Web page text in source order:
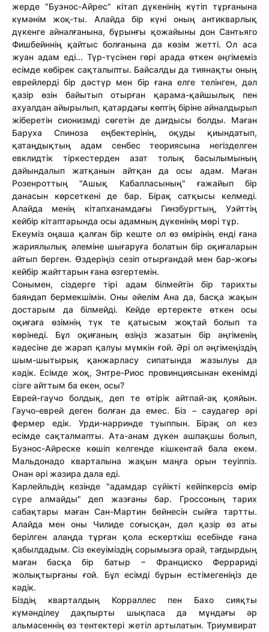
жерде "Буэнос-Айрес" кітап дүкенінің күтіп тұрғанына
күмәнім жоқ-ты. Алайда бір күні оның антикварлық
дүкенге айналғанына, бұрынғы қожайыны дон Сантьяго
Фишбейннің қайтыс болғанына да көзім жетті. Ол аса
жуан адам еді... Түр-түсінен гөрі арада өткен әңгімеміз
есімде көбірек сақталыпты. Байсалды да тиянақты оның
еврейлерді бір дәстүр мен бір ғана елге телінген, дәл
қазір өзін байытып отырған қарама-қайшылық пен
ахуалдан айырылып, қатардағы көптің біріне айналдырып
жіберетін сионизмді сөгетін де дағдысы болды. Маған
Баруха Спиноза еңбектерінің, оқуды қиындатып,
қатаңдықтың адам сенбес теориясына негізделген
евклидтік тіркестерден азат толық басылымының
дайындалып жатқанын айтқан да осы адам. Маған
Розенроттың "Ашық Кабалласының" ғажайып бір
данасын көрсеткені де бар. Бірақ сатқысы келмеді.
Алайда менің кітапханамдағы Гинзбургтың, Уэйттің
кейбір кітаптарында осы адамның дүкенінің мөрі тұр.
Екеуміз оңаша қалған бір кеште ол өз өмірінің енді ғана
жариялылық әлеміне шығаруға болатын бір оқиғаларын
айтып берген. Өздеріңіз сезіп отырғандай мен бар-жоғы
кейбір жайттарын ғана өзгертемін.
Сонымен, сіздерге тірі адам білмейтін бір тарихты
баяндап бермекшімін. Оны әйелім Ана да, басқа жақын
достарым да білмейді. Кейде ертеректе өткен осы
оқиғаға өзімнің түк те қатысым жоқтай болып та
көрінеді. Бұл оқиғаның өзіңіз жазатын бір әңгіменің
кәдесіне де жарап қалуы мүмкін ғой. Әрі ол әңгімеңіздің
шым-шытырық қанжарласу сипатында жазылуы да
кәдік. Есімде жоқ, Энтре-Риос провинциясынан екенімді
сізге айттым ба екен, осы?
Еврей-гаучо болдық, деп те өтірік айтпай-ақ қояйын.
Гаучо-еврей деген болған да емес. Біз − саудагер әрі
фермер едік. Урди-нарринде туыппын. Бірақ ол кез
есімде сақталмапты. Ата-анам дүкен ашпақшы болып,
Буэнос-Айреске көшіп келгенде кішкентай бала екем.
Мальдонадо кварталына жақын маңға орын теуіппіз.
Онан әрі жазира дала еді.
Карлейльдің кезінде "адамдар сүйікті кейіпкерсіз өмір
сүре алмайды" деп жазғаны бар. Гроссоның тарих
сабақтары маған Сан-Мартин бейнесін сыйға тартты.
Алайда мен оны Чилиде соғысқан, дәл қазір өз аты
берілген алаңда тұрған қола ескерткіш есебінде ғана
қабылдадым. Сіз екеуіміздің сорымызға орай, тағдырдың
маған басқа бір батыр − Франциско Феррариді
жолықтырғаны ғой. Бұл есімді бұрын естімегеніңіз де
кәдік.
Біздің кварталдың Корраллес пен Бахо сияқты
күмәнділеу дақпырты шықпаса да мұндағы әр
альмасеннің өз тентектері жетіл артылатын. Триумвират